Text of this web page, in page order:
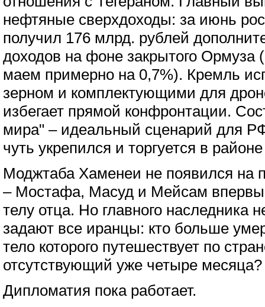
нефтяные сверхдоходы: за июнь
получил 176 млрд. рублей
доходов на фоне закрытого Ормуза
маем примерно на 0,7%). Кремль
зерном и комплектующими для
избегает прямой конфронтации.
мира" – идеальный сценарий для
чуть укрепился и торгуется в
Моджтаба Хаменеи не появился на
– Мостафа, Масуд и Мейсам
телу отца. Но главного наследника
задают все иранцы: кто больше
тело которого путешествует по
отсутствующий уже четыре месяца?
Дипломатия пока работает.